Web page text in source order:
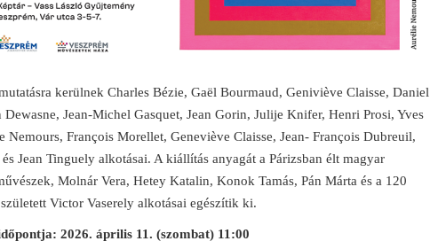
kerülnek Charles Bézie, Gaël Bourmaud, Geniviève Claisse, Daniel
Dewasne, Jean-Michel Gasquet, Jean Gorin, Julije Knifer, Henri Prosi, Yves
Nemours, François Morellet, Geneviève Claisse, Jean- François Dubreuil,
Jean Tinguely alkotásai. A kiállítás anyagát a Párizsban élt magyar
Molnár Vera, Hetey Katalin, Konok Tamás, Pán Márta és a 120
Victor Vaserely alkotásai egészítik ki.
2026. április 11. (szombat) 11:00